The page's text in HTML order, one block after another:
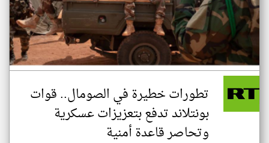
تطورات خطيرة في الصومال.. قوات
بونتلاند تدفع بتعزيزات عسكرية
وتحاصر قاعدة أمنية